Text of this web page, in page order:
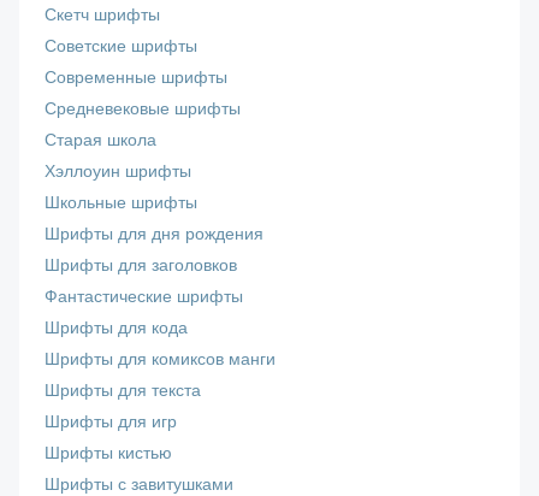
Скетч шрифты
Советские шрифты
Современные шрифты
Средневековые шрифты
Старая школа
Хэллоуин шрифты
Школьные шрифты
Шрифты для дня рождения
Шрифты для заголовков
Фантастические шрифты
Шрифты для кода
Шрифты для комиксов манги
Шрифты для текста
Шрифты для игр
Шрифты кистью
Шрифты с завитушками